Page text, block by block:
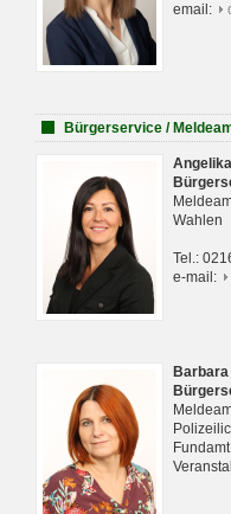
email:
Bürgerservice /
Wahlen
Tel.:
e-mail: